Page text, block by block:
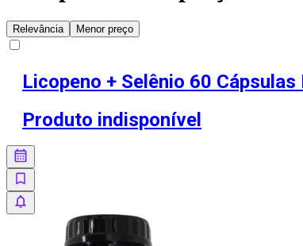
Relevância Menor preço
Licopeno + Selênio 60 Cápsulas
Produto indisponível